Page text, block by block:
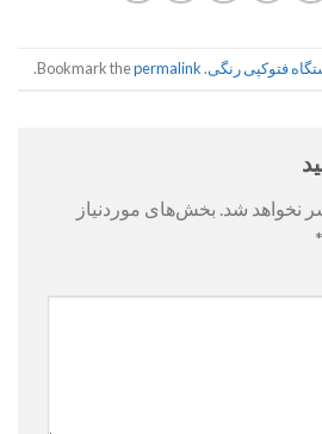
فتوکپی رنگی. Bookmark the
permalink
.
نخواهد شد. بخش‌های موردنیاز
*